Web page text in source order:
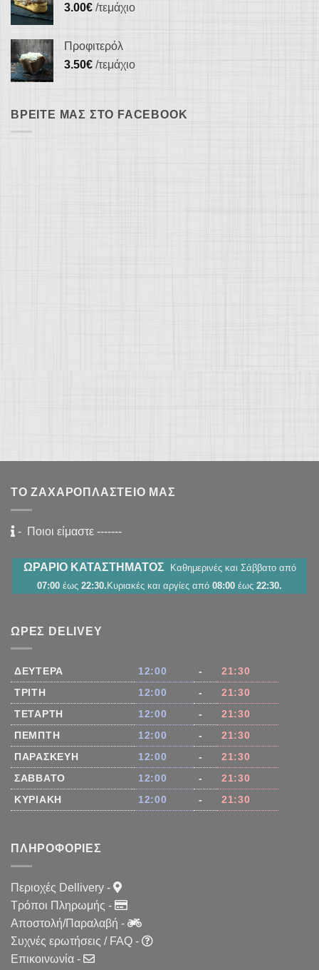
3.00€ /τεμάχιο
Προφιτερόλ
3.50€ /τεμάχιο
ΒΡΕΊΤΕ ΜΑΣ ΣΤΟ FACEBOOK
ΤΟ ΖΑΧΑΡΟΠΛΑΣΤΕΊΟ ΜΑΣ
- Ποιοι είμαστε -------
ΩΡΑΡΙΟ ΚΑΤΑΣΤΗΜΑΤΟΣ
Καθημερινές και Σάββατο από
07:00 έως 22:30. Κυριακές και αργίες από 08:00 έως 22:30.
ΏΡΕΣ DELIVEY
ΔΕΥΤΈΡΑ 12:00 -
21:30
ΤΡΊΤΗ
12:00 -
21:30
ΤΕΤΆΡΤΗ
12:00 -
21:30
ΠΈΜΠΤΗ
12:00 -
21:30
ΠΑΡΑΣΚΕΥΉ
12:00 -
21:30
ΣΆΒΒΑΤΟ
12:00 -
21:30
ΚΥΡΙΑΚΉ
12:00 - 21:30
ΠΛΗΡΟΦΟΡΊΕΣ
Περιοχές Dellivery -
Τρόποι Πληρωμής -
Αποστολή/Παραλαβή -
Συχνές ερωτήσεις / FAQ -
Επικοινωνία -